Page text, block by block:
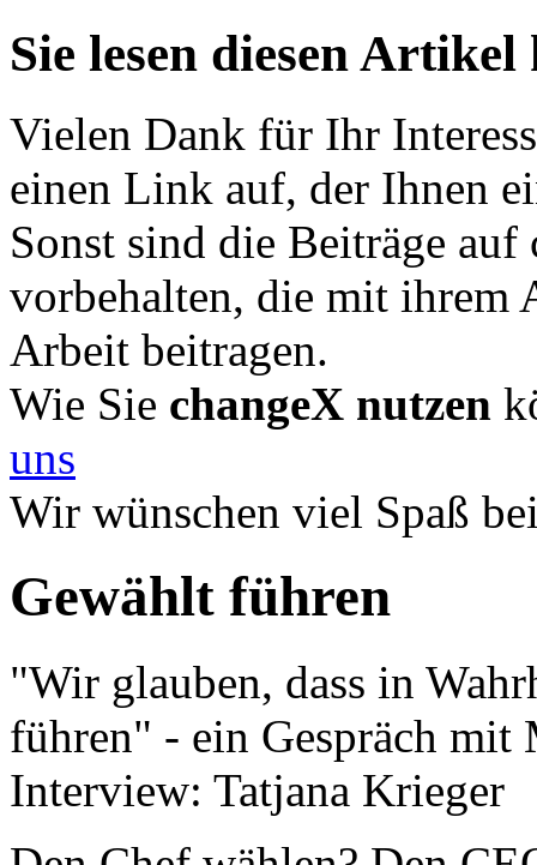
Sie lesen diesen Artikel
Vielen Dank für Ihr
einen Link auf, der Ihnen
Sonst sind die Beiträge
vorbehalten, die mit ihrem
Arbeit beitragen.
Wie Sie changeX nutzen
uns
Wir wünschen viel Spaß
Gewählt führen
"Wir glauben, dass in
führen" - ein Gespräch mit
Interview: Tatjana Krieger